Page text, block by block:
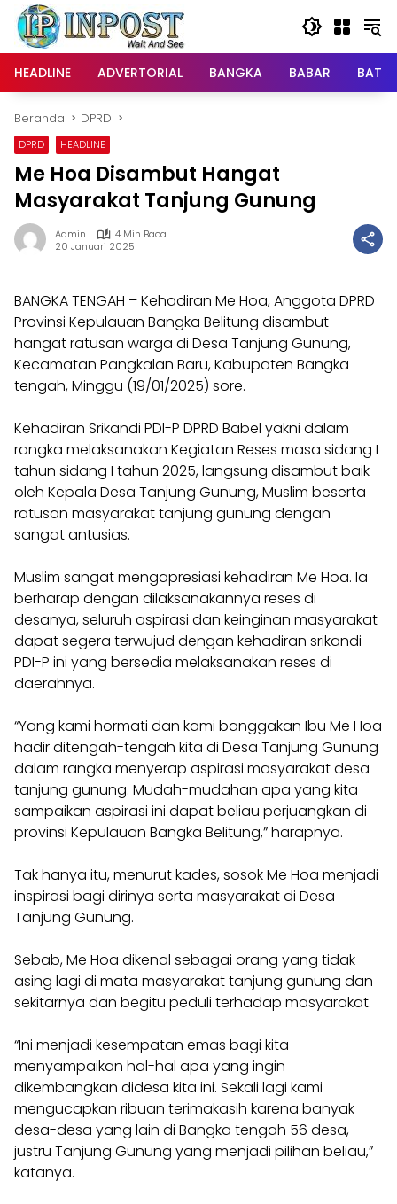
Langsung
konten
HEADLINE
ADVERTORIAL BANGKA BABAR
Beranda DPRD
DPRD HEADLINE
Me Hoa Disambut Hangat
Masyarakat Tanjung Gunung
Admin
4 Min Baca
20 Januari 2025
BANGKA TENGAH – Kehadiran Me Hoa, Anggota DPRD
Provinsi Kepulauan Bangka Belitung disambut
hangat ratusan warga di Desa Tanjung Gunung,
Kecamatan Pangkalan Baru, Kabupaten Bangka
tengah, Minggu (19/01/2025) sore.
Kehadiran Srikandi PDI-P DPRD Babel yakni dalam
rangka melaksanakan Kegiatan Reses masa sidang I
tahun sidang I tahun 2025, langsung disambut baik
oleh Kepala Desa Tanjung Gunung, Muslim beserta
ratusan masyarakat tanjung gunung dengan
sangat antusias.
Muslim sangat mengapresiasi kehadiran Me Hoa. Ia
berharap dengan dilaksanakannya reses di
desanya, seluruh aspirasi dan keinginan masyarakat
dapat segera terwujud dengan kehadiran srikandi
PDI-P ini yang bersedia melaksanakan reses di
daerahnya.
“Yang kami hormati dan kami banggakan Ibu Me Hoa
hadir ditengah-tengah kita di Desa Tanjung Gunung
dalam rangka menyerap aspirasi masyarakat desa
tanjung gunung. Mudah-mudahan apa yang kita
sampaikan aspirasi ini dapat beliau perjuangkan di
provinsi Kepulauan Bangka Belitung,” harapnya.
Tak hanya itu, menurut kades, sosok Me Hoa menjadi
inspirasi bagi dirinya serta masyarakat di Desa
Tanjung Gunung.
Sebab, Me Hoa dikenal sebagai orang yang tidak
asing lagi di mata masyarakat tanjung gunung dan
sekitarnya dan begitu peduli terhadap masyarakat.
“Ini menjadi kesempatan emas bagi kita
menyampaikan hal-hal apa yang ingin
dikembangkan didesa kita ini. Sekali lagi kami
mengucapkan ribuan terimakasih karena banyak
desa-desa yang lain di Bangka tengah 56 desa,
justru Tanjung Gunung yang menjadi pilihan beliau,”
katanya.